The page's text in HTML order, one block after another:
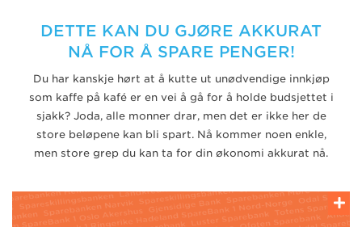
DETTE KAN DU GJØRE AKKURAT
NÅ FOR Å SPARE PENGER!
Du har kanskje hørt at å kutte ut unødvendige innkjøp
som kaffe på kafé er en vei å gå for å holde budsjettet i
sjakk? Joda, alle monner drar, men det er ikke her de
store beløpene kan bli spart. Nå kommer noen enkle,
men store grep du kan ta for din økonomi akkurat nå.